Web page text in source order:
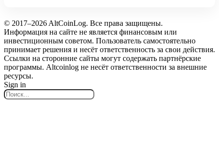
© 2017–2026 AltCoinLog. Все права защищены.
Информация на сайте не является финансовым или
инвестиционным советом. Пользователь самостоятельно
принимает решения и несёт ответственность за свои действия.
Ссылки на сторонние сайты могут содержать партнёрские
программы. Altcoinlog не несёт ответственности за внешние
ресурсы.
Sign in